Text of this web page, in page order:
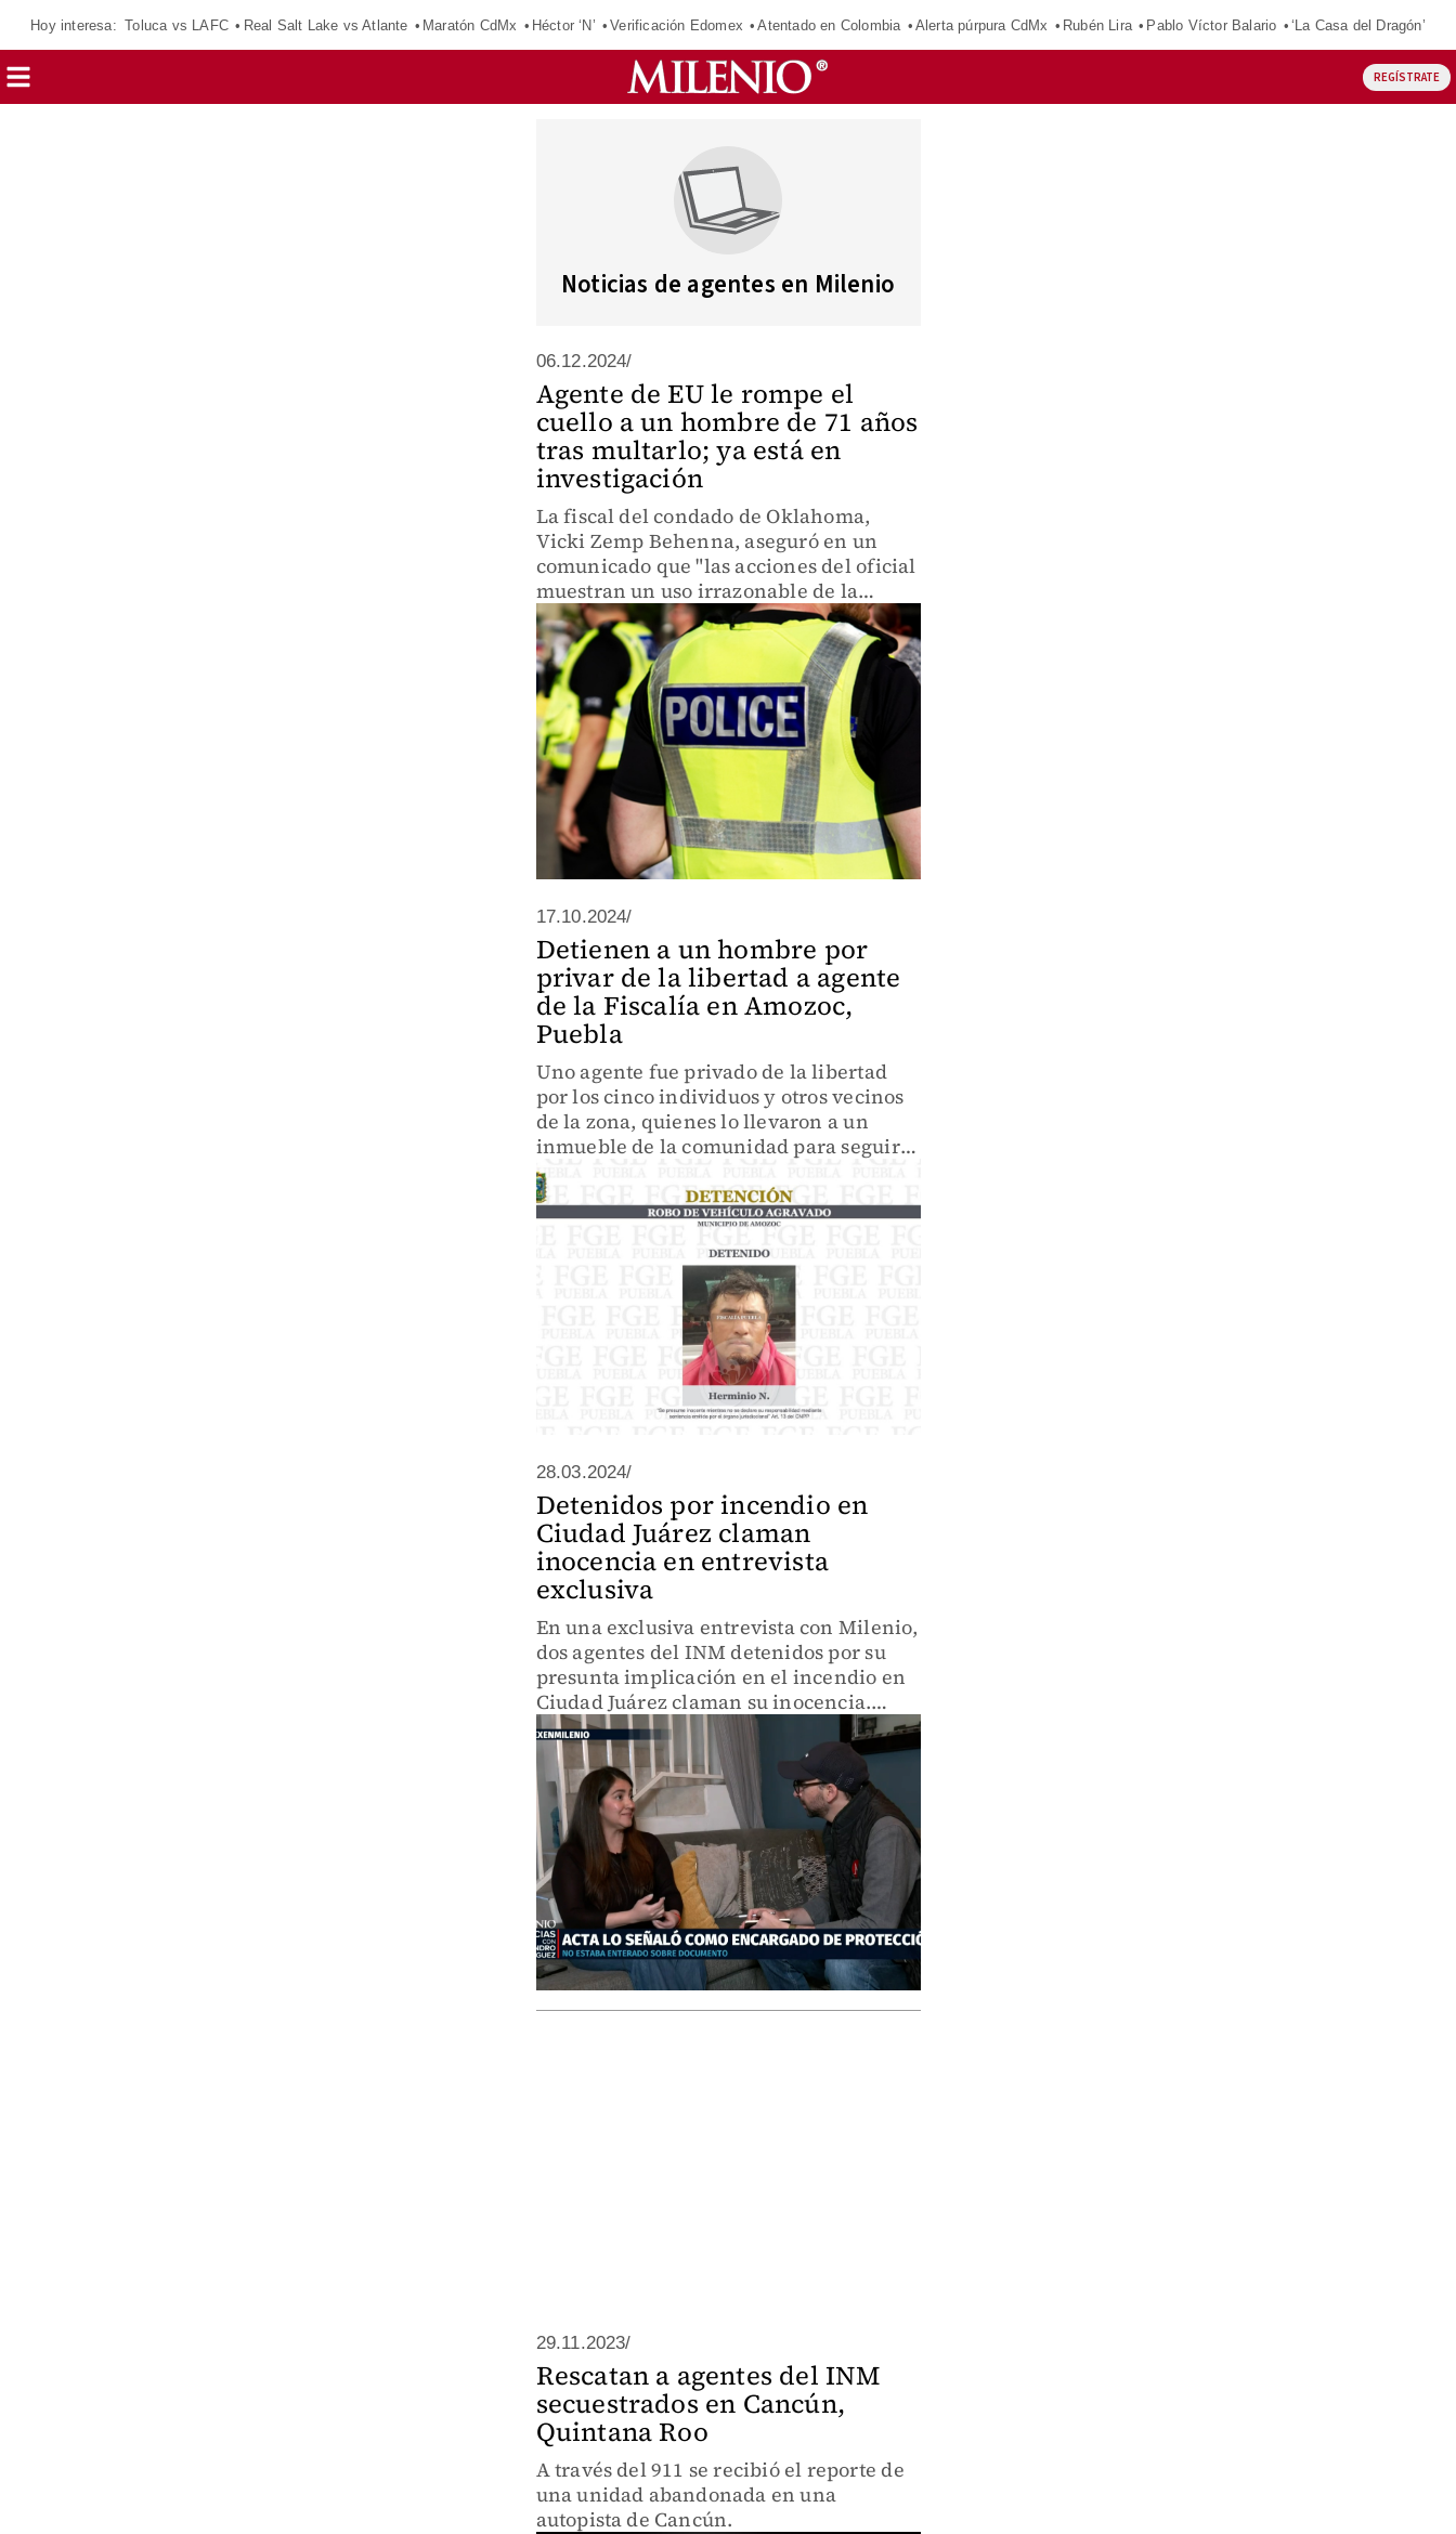
Hoy interesa: Toluca vs LAFC Real Salt Lake vs Atlante Maratón CdMx Héctor ‘N’ Verificación Edomex Atentado en Colombia Alerta púrpura CdMx Rubén Lira Pablo Víctor Balario ‘La Casa del Dragón’
REGÍSTRATE
Noticias de agentes en Milenio
06.12.2024/
Agente de EU le rompe el
cuello a un hombre de 71 años
tras multarlo; ya está en
investigación
La fiscal del condado de Oklahoma,
Vicki Zemp Behenna, aseguró en un
comunicado que "las acciones del oficial
muestran un uso irrazonable de la
fuerza".
17.10.2024/
Detienen a un hombre por
privar de la libertad a agente
de la Fiscalía en Amozoc,
Puebla
Uno agente fue privado de la libertad
por los cinco individuos y otros vecinos
de la zona, quienes lo llevaron a un
inmueble de la comunidad para seguirlo
golpeando.
28.03.2024/
Detenidos por incendio en
Ciudad Juárez claman
inocencia en entrevista
exclusiva
En una exclusiva entrevista con Milenio,
dos agentes del INM detenidos por su
presunta implicación en el incendio en
Ciudad Juárez claman su inocencia.
Aunque no estaban presentes en el
momento del trágico suceso, han sido
arrestados y aseguran posee
29.11.2023/
Rescatan a agentes del INM
secuestrados en Cancún,
Quintana Roo
A través del 911 se recibió el reporte de
una unidad abandonada en una
autopista de Cancún.